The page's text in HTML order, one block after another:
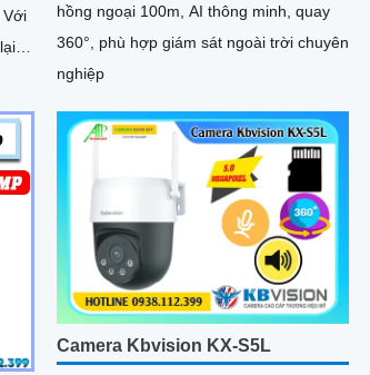
hồng ngoại 100m, AI thông minh, quay
360°, phù hợp giám sát ngoài trời chuyên
nghiệp
Camera Kbvision KX-S5L